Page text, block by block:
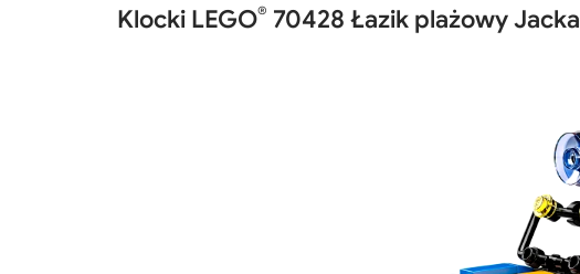
Klocki LEGO® 70428 Łazik plażowy Jacka